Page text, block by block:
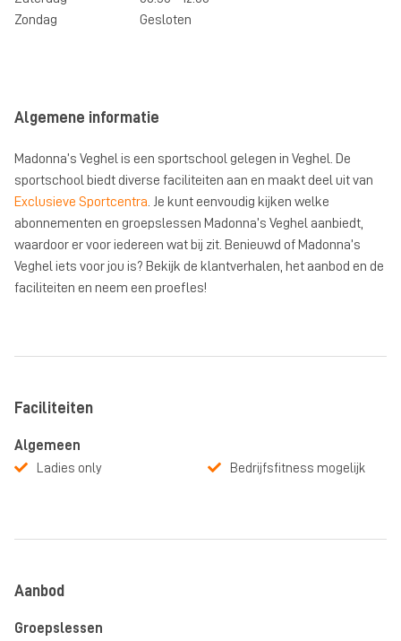
Zondag
Gesloten
Algemene informatie
Madonna’s Veghel is een sportschool gelegen in Veghel. De
sportschool biedt diverse faciliteiten aan en maakt deel uit van
Exclusieve Sportcentra. Je kunt eenvoudig kijken welke
abonnementen en groepslessen Madonna’s Veghel aanbiedt,
waardoor er voor iedereen wat bij zit. Benieuwd of Madonna’s
Veghel iets voor jou is? Bekijk de klantverhalen, het aanbod en de
faciliteiten en neem een proefles!
Faciliteiten
Algemeen
Ladies only Bedrijfsfitness mogelijk
Aanbod
Groepslessen